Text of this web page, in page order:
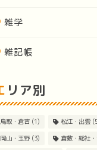
雑学
雑記帳
エリア別
鳥取・倉吉(1) 松江・出雲
岡山・玉野(3) 倉敷・総社